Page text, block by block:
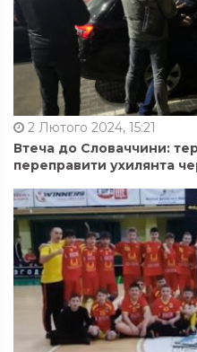
2 Лютого 2024, 15:21
Втеча до Словаччини:
переправити ухилянта